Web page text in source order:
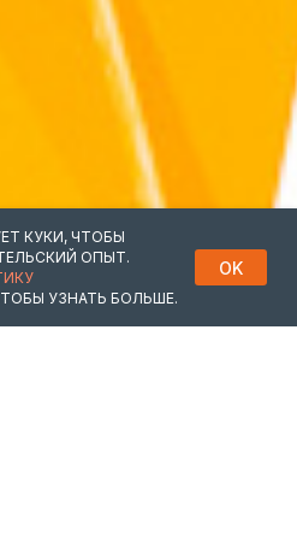
КУКИ, ЧТОБЫ
ОПЫТ.
УЗНАТЬ БОЛЬШЕ.
OK